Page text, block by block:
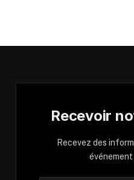
Recevoir
Recevez des